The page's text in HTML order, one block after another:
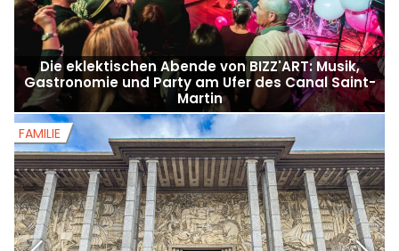
Die eklektischen Abende von BIZZ'ART: Musik,
Gastronomie und Party am Ufer des Canal Saint-
Martin
FAMILIE